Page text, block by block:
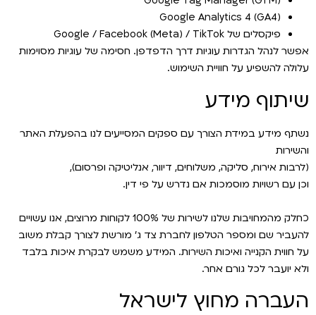
Google Analytics 4 (GA4)
פיקסלים של Google / Facebook (Meta) / TikTok
אפשר לנהל הגדרות עוגיות דרך הדפדפן. חסימה של עוגיות מסוימות
עלולה להשפיע על חוויית השימוש.
שיתוף מידע
נשתף מידע במידת הצורך עם ספקים המסייעים לנו בהפעלת האתר
והשירות
(לרבות אירוח, סליקה, משלוחים, דיוור, אנליטיקה ופרסום),
וכן עם רשויות מוסמכות אם נדרש על פי דין.
כחלק מהמחויבות שלנו לשירות של 100% לקוחות מרוצים, אנו עשויים
להעביר שם ומספר הטלפון לחברת צד ג׳ מורשת לצורך קבלת משוב
על חווית הקנייה ואיכות השירות. המידע משמש לבקרת איכות בלבד
ולא יועבר לכל גורם אחר.
העברה מחוץ לישראל